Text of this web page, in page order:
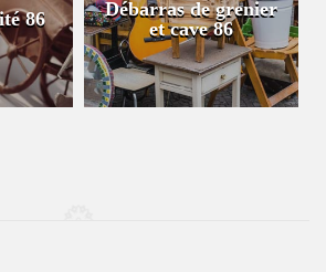
86
Débarras de grenier
et cave 86